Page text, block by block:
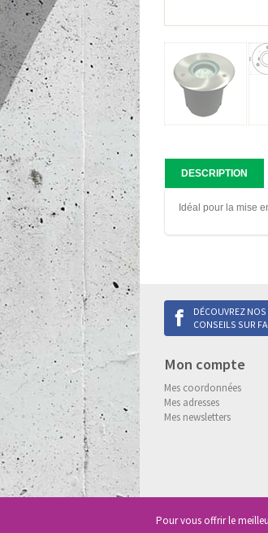
DESCRIPTION
Idéal pour la mise
DÉCOUVREZ
CONSEILS SUR
Mon compte
Mes coordonnées
Mes adresses
Mes newsletters
Copyright©
Pour vous offrir le